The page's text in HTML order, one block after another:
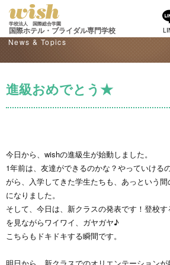
学校法人 国際総合学園
国際ホテル・ブライダル専門学校
学校からのお知らせ
News & Topics
進級おめでとう★
今日から、wishの進級生が始動しました。
1年前は、友達ができるのかな？やっていける
がら、入学してきた学生たちも、あっという
になりました。
そして、今日は、新クラスの発表です！登校
を見ながらワイワイ、ガヤガヤ♪
こちらもドキドキする瞬間です。